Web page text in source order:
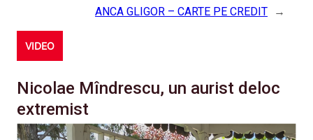
ANCA GLIGOR – CARTE PE CREDIT
→
VIDEO
Nicolae Mîndrescu, un aurist deloc
extremist